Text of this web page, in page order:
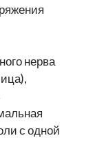
нерва
с одной